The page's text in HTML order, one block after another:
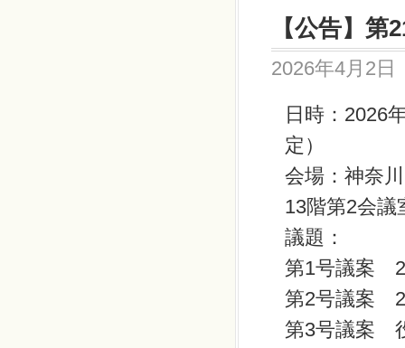
【公告】
2026年4月2日
日時： 2026
定）
会場：神奈
13階第2会議
議題：
第1号議案
第2号議案
第3号議案